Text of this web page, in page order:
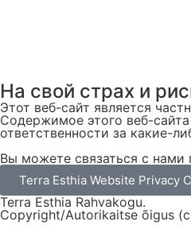
На свой страх и
Этот веб-сайт является
Содержимое этого веб-
ответственности за какие-
Вы можете связаться с нами
Terra Esthia Website Privacy
Terra Esthia Rahvakogu.
Copyright/Autorikaitse õigus